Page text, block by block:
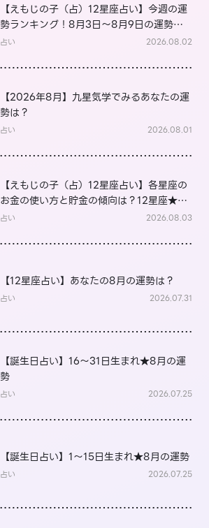
【えもじの子（占）12星座占い】今週の運
勢ランキング！8月3日～8月9日の運勢
は？
占い 2026.08.02
【2026年8月】九星気学でみるあなたの運
勢は？
占い 2026.08.01
【えもじの子（占）12星座占い】各星座の
お金の使い方と貯金の傾向は？12星座★徹
底解説
占い 2026.08.03
【12星座占い】あなたの8月の運勢は？
占い 2026.07.31
【誕生日占い】16～31日生まれ★8月の運
勢
占い 2026.07.25
【誕生日占い】1～15日生まれ★8月の運勢
占い 2026.07.25